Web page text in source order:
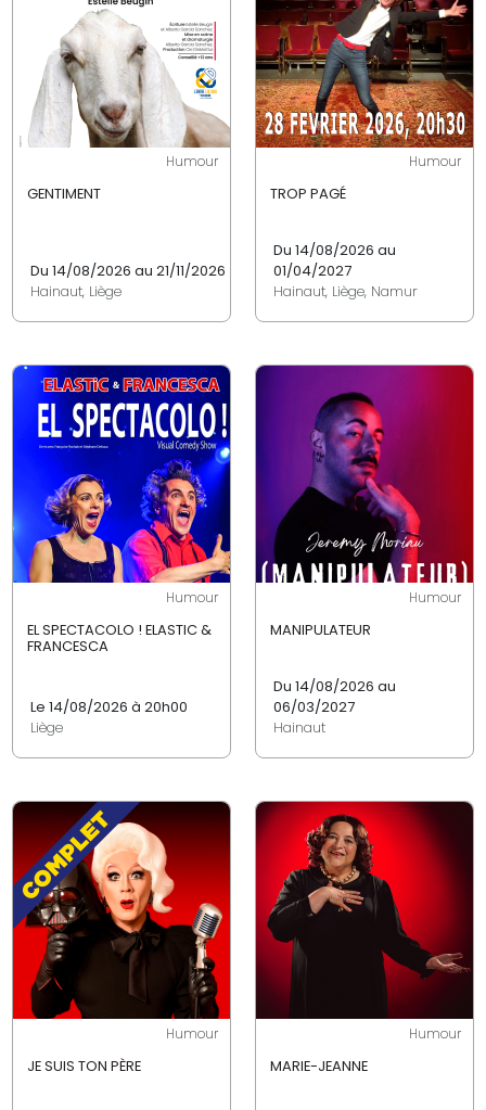
Humour
GENTIMENT
Du 14/08/2026 au 21/11/2026
Hainaut, Liège
Humour
TROP PAGÉ
Du 14/08/2026 au
01/04/2027
Hainaut, Liège, Namur
Humour
EL SPECTACOLO ! ELASTIC &
FRANCESCA
Le 14/08/2026 à 20h00
Liège
Humour
MANIPULATEUR
Du 14/08/2026 au
06/03/2027
Hainaut
Humour
JE SUIS TON PÈRE
Humour
MARIE-JEANNE